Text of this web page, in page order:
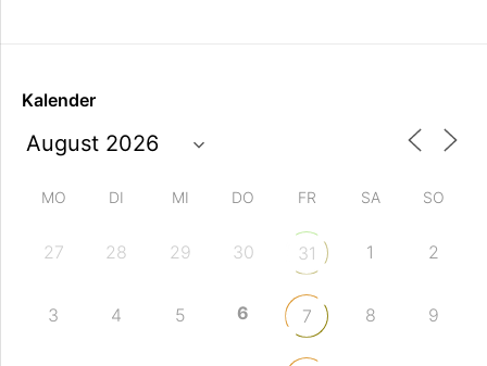
Kalender
MO DI MI DO FR SA SO
27 28 29 30 31 1 2
3 4 5 6 7 8 9